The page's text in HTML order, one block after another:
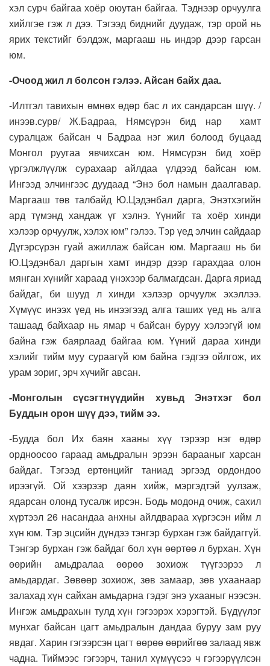
хэл сурч байгаа хоёр оюутан байгаа. Тэднээр орчуулга
хийлгэе гэж л дээ. Тэгээд биднийг дуудаж, тэр орой нь
ярих текстийг бэлдэж, маргааш нь индэр дээр гарсан
юм.
-Очоод жил л болсон гэлээ. Айсан байх даа.
-Илтгэл тавихын өмнөх өдөр бас л их сандарсан шүү. /
инээв.сурв/ Ж.Бадраа, Нямсүрэн бид нар хамт
суралцаж байсан ч Бадраа нэг жил болоод буцаад
Монгол руугаа явчихсан юм. Нямсүрэн бид хоёр
үргэлжлүүлж сурахаар айлдаа үлдээд байсан юм.
Ингээд элчингээс дуудаад “Энэ бол намын даалгавар.
Маргааш төв талбайд Ю.Цэдэнбал дарга, Энэтхэгийн
ард түмэнд хандаж үг хэлнэ. Үүнийг та хоёр хинди
хэлээр орчуулж, хэлэх юм” гэлээ. Тэр үед элчин сайдаар
Дүгэрсүрэн гуай ажиллаж байсан юм. Маргааш нь би
Ю.Цэдэнбал даргын хамт индэр дээр гарахдаа олон
мянган хүнийг хараад үнэхээр балмагдсан. Дарга яриад
байдаг, би шууд л хинди хэлээр орчуулж эхэллээ.
Хүмүүс инээх үед нь инээгээд алга таших үед нь алга
ташаад байхаар нь ямар ч байсан буруу хэлээгүй юм
байна гэж баярлаад байгаа юм. Үүний дараа хинди
хэлийг тийм муу сураагүй юм байна гэдгээ ойлгож, их
урам зориг, эрч хүчийг авсан.
-Монголын сүсэгтнүүдийн хувьд Энэтхэг бол
Буддын орон шүү дээ, тийм ээ.
-Будда бол Их баян хааны хүү тэрээр нэг өдөр
ордноосоо гараад амьдралын эрээн барааныг харсан
байдаг. Тэгээд ертөнцийг таниад эргээд ордондоо
ирээгүй. Ой хээрээр даян хийж, мэргэдтэй уулзаж,
ядарсан олонд тусалж ирсэн. Бодь модонд очиж, сахил
хүртээл 26 насандаа анхны айлдвараа хүргэсэн ийм л
хүн юм. Тэр эцсийн дүндээ тэнгэр бурхан гэж байдаггүй.
Тэнгэр бурхан гэж байдаг бол хүн өөртөө л бурхан. Хүн
өөрийн амьдралаа өөрөө зохиож түүгээрээ л
амьдардаг. Зөвөөр зохиож, зөв замаар, зөв ухаанаар
залахад хүн сайхан амьдарна гэдэг энэ ухааныг нээсэн.
Ингэж амьдрахын тулд хүн гэгээрэх хэрэгтэй. Бүдүүлэг
мунхаг байсан цагт амьдралын дандаа буруу зам руу
явдаг. Харин гэгээрсэн цагт өөрөө өөрийгөө залаад явж
чадна. Тиймээс гэгээрч, танил хүмүүсээ ч гэгээрүүлсэн